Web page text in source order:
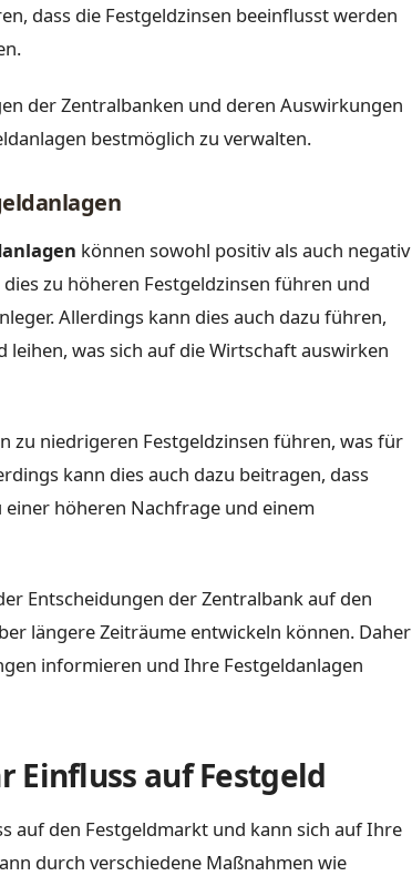
dass die Festgeldzinsen beeinflusst werden
der Zentralbanken und deren Auswirkungen
bestmöglich zu verwalten.
können sowohl positiv als auch negativ
zu höheren Festgeldzinsen führen und
Allerdings kann dies auch dazu führen,
was sich auf die Wirtschaft auswirken
zu niedrigeren Festgeldzinsen führen, was für
kann dies auch dazu beitragen, dass
höheren Nachfrage und einem
Entscheidungen der Zentralbank auf den
längere Zeiträume entwickeln können. Daher
informieren und Ihre Festgeldanlagen
auf Festgeld
auf den Festgeldmarkt und kann sich auf Ihre
durch verschiedene Maßnahmen wie